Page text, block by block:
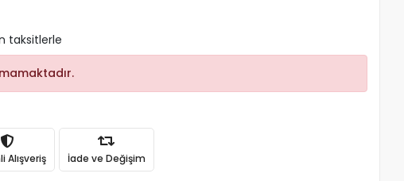
taksitlerle
Alışveriş İade ve Değişim